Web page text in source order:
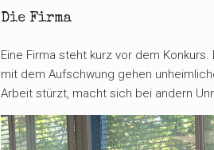
Die Firma
Eine Firma steht kurz vor dem
mit dem Aufschwung gehen
Arbeit stürzt, macht sich bei andern